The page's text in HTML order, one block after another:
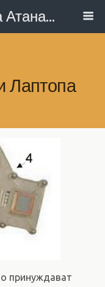
Лична страница на Атанас Коларов
Лаптопа
принуждават